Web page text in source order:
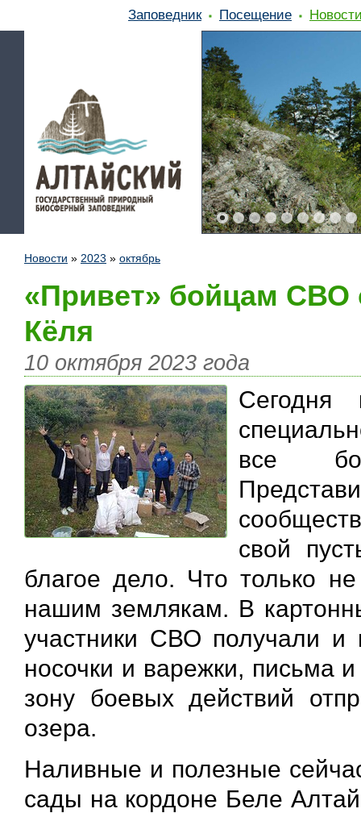
Заповедник Посещение
Новости » 2023 » октябрь
«Привет» бойцам СВО
Кёля
10 октября 2023 года
все
свой
благое дело. Что только
нашим землякам. В
участники СВО получали и
носочки и варежки, письма
зону боевых действий
озера.
Наливные и полезные
сады на кордоне Беле